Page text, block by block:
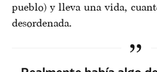
pueblo) y lleva una vida,
desordenada.